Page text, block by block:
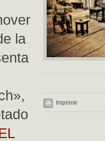
Imprimir
la